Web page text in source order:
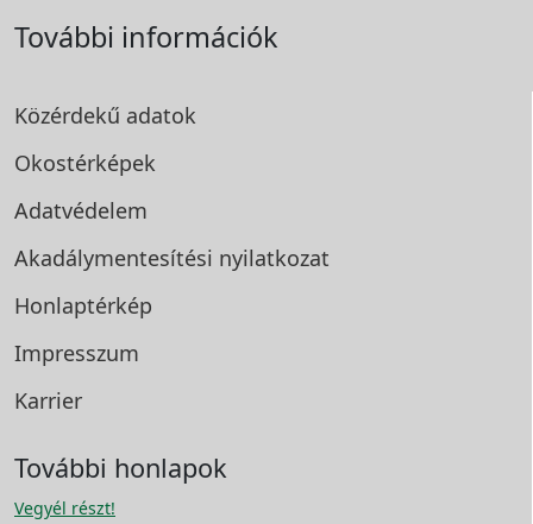
További információk
Közérdekű adatok
Okostérképek
Adatvédelem
Akadálymentesítési nyilatkozat
Honlaptérkép
Impresszum
Karrier
További honlapok
Vegyél részt!